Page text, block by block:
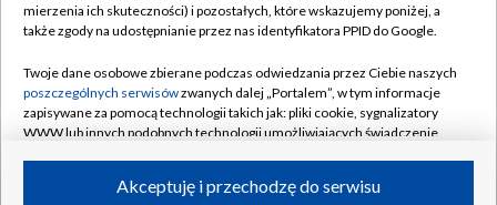
Naziemna Telewizja Cyfrowa
Rada Programowa
System NOS
Informacje o nadawcy
Program dla prasy
Pomoc
Kontakt
Kanały
mierzenia ich skuteczności) i pozostałych, które wskazujemy poniżej, a
także zgody na udostępnianie przez nas identyfikatora PPID do Google.
Twoje dane osobowe zbierane podczas odwiedzania przez Ciebie naszych
poszczególnych serwisówzwanych dalej „Portalem”, w tym informacje
zapisywane za pomocą technologii takich jak: pliki cookie, sygnalizatory
WWW lub innych podobnych technologii umożliwiających świadczenie
ruchu w Internecie.Akceptuję i przechodzę do serwisu